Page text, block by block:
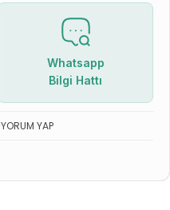
Whatsapp
Bilgi Hattı
YORUM YAP